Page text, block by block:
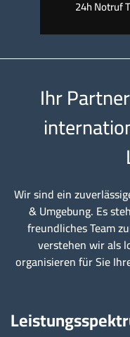
24h Notruf
Ihr
Wir sind ein
& Umgebung. Es
freundliches Team
verstehen wir als
organisieren für Sie